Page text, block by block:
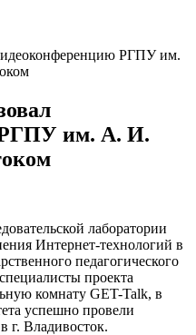
РГПУ им.
РГПУ им. А. И.
лаборатории
Интернет-технологий в
педагогического
проекта
комнату GET-Talk, в
успешно провели
г. Владивосток.